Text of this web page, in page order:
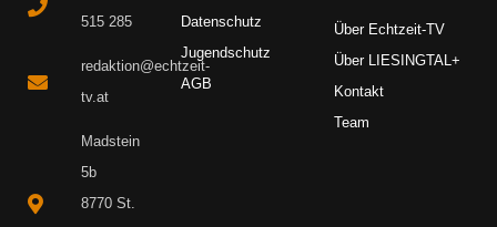
515 285
redaktion@echtzeit-
tv.at
Madstein
5b
8770 St.
Datenschutz
Jugendschutz
AGB
Über Echtzeit-TV
Über LIESINGTAL+
Kontakt
Team